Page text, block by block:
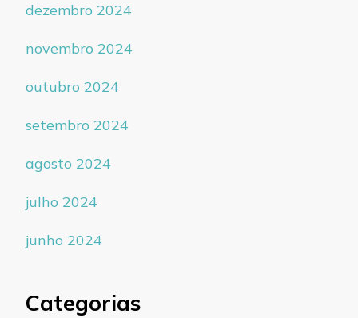
dezembro 2024
novembro 2024
outubro 2024
setembro 2024
agosto 2024
julho 2024
junho 2024
Categorias